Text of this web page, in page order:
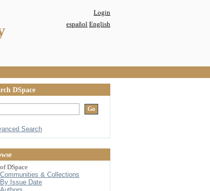
Login
español English
DSpace
Search
DSpace
Communities & Collections
By Issue Date